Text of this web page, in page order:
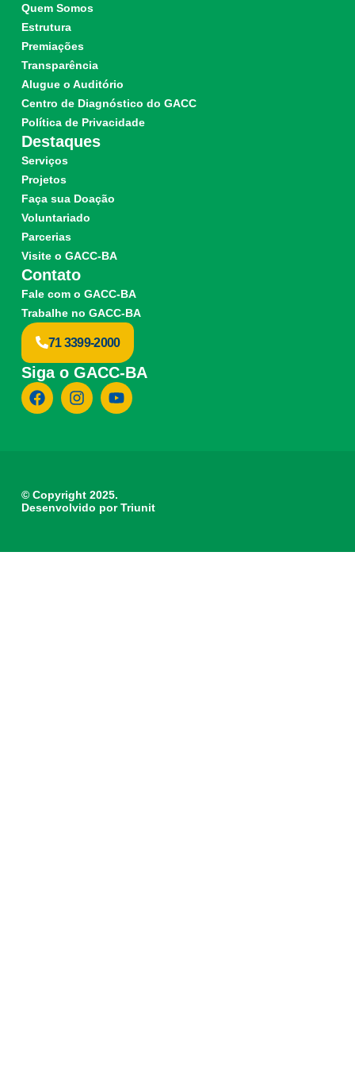
Quem Somos
Estrutura
Premiações
Transparência
Alugue o Auditório
Centro de Diagnóstico do GACC
Política de Privacidade
Destaques
Serviços
Projetos
Faça sua Doação
Voluntariado
Parcerias
Visite o GACC-BA
Contato
Fale com o GACC-BA
Trabalhe no GACC-BA
71 3399-2000
Siga o GACC-BA
© Copyright 2025.
Desenvolvido por Triunit